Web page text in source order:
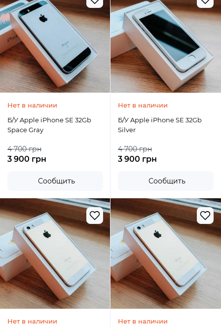
Нет в наличии
Б/У Apple iPhone SE 32Gb
Space Gray
4 700 грн
3 900 грн
Сообщить
Нет в наличии
Б/У Apple iPhone SE 32Gb
Silver
4 700 грн
3 900 грн
Сообщить
Нет в наличии
Нет в наличии